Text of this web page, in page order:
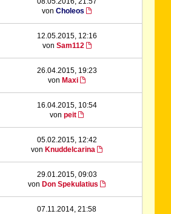
vonCholeos
12.05.2015, 12:16
von Sam112
26.04.2015, 19:23
von Maxi
16.04.2015, 10:54
vonpeit
05.02.2015, 12:42
von Knuddelcarina
29.01.2015, 09:03
von Don Spekulatius
07.11.2014, 21:58